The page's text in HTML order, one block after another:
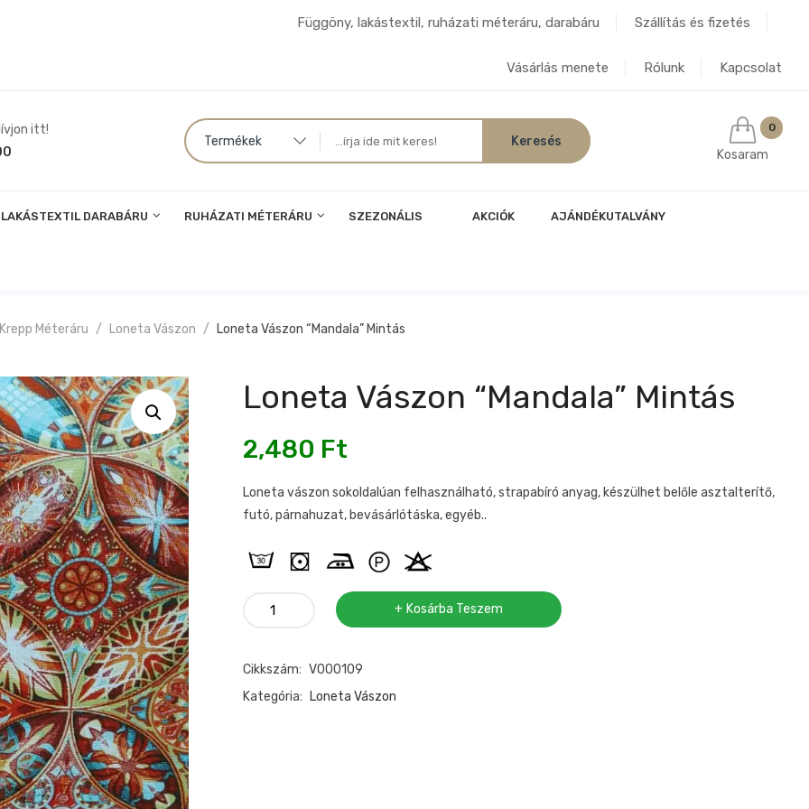
Függöny, lakástextil, ruházati méteráru, darabáru Szállítás és fizetés
Vásárlás menete Rólunk Kapcsolat
itt!
Termékek
0
Kosaram
LAKÁSTEXTIL DARABÁRU RUHÁZATI MÉTERÁRU SZEZONÁLIS AKCIÓK AJÁNDÉKUTALVÁNY
Méteráru Loneta Vászon Loneta Vászon “mandala” Mintás
Loneta Vászon “mandala” Mintás
2,480 Ft
Loneta vászon sokoldalúan felhasználható, strapabíró anyag, készülhet belőle asztalterítő,
futó, párnahuzat, bevásárlótáska, egyéb..
Loneta
mintás
mennyiség
Kosárba Teszem
Cikkszám: V000109
Kategória:
Loneta Vászon